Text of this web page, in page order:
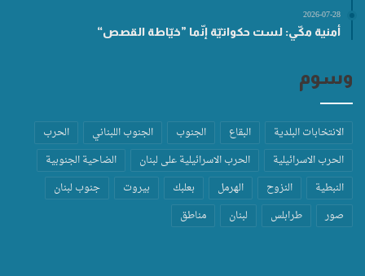
2026-07-28
أمنية مكّي: لست حكواتيّة إنّما ”خيّاطة القصص“
وسوم
الانتخابات البلدية البقاع الجنوب الجنوب اللبناني
الحرب
الحرب الاسرائيلية
الحرب الاسرائيلية على لبنان
الضاحية الجنوبية
النبطية
النزوح الهرمل بعلبك بيروت
جنوب لبنان
صور
طرابلس لبنان مناطق